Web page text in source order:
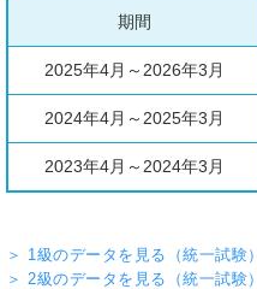
期間
2025年4月～2026年3月
2024年4月～2025年3月
2023年4月～2024年3月
2021年4月～2022年3月
＞ 1級のデータを見る（統一試験）
＞ 2級のデータを見る（統一試験）